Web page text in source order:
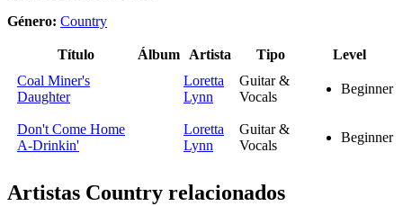
Género: Country
Título Álbum Artista Tipo
Level
Coal Miner's
Daughter
Loretta
Lynn
Guitar &
Vocals
Beginner
Don't Come Home
A-Drinkin'
Loretta
Lynn
Guitar &
Vocals
Beginner
Artistas Country relacionados